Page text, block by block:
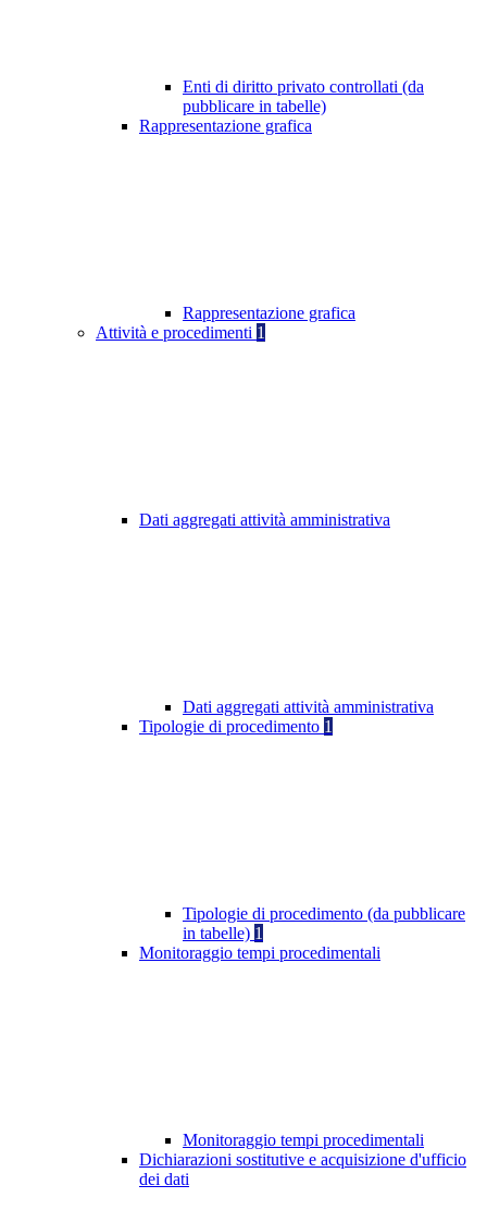
Enti di diritto privato controllati (da
pubblicare in tabelle)
Rappresentazione grafica
Rappresentazione grafica
Attività e procedimenti 1
Dati aggregati attività amministrativa
Dati aggregati attività amministrativa
Tipologie di procedimento 1
Tipologie di procedimento (da pubblicare
in tabelle) 1
Monitoraggio tempi procedimentali
Monitoraggio tempi procedimentali
Dichiarazioni sostitutive e acquisizione d'ufficio
dei dati